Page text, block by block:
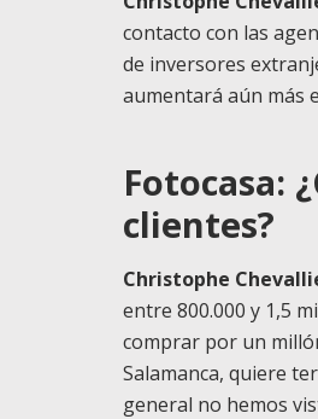
contacto con las
de inversores
aumentará aún más
Fotocasa:
clientes?
Christophe
entre 800.000 y 1,5
comprar por un
Salamanca, quiere
general no hemos